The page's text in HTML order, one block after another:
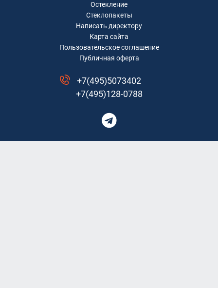
Остекление
Стеклопакеты
Написать директору
Карта сайта
Пользовательское соглашение
Публичная оферта
+7(495)5073402
+7(495)128-0788